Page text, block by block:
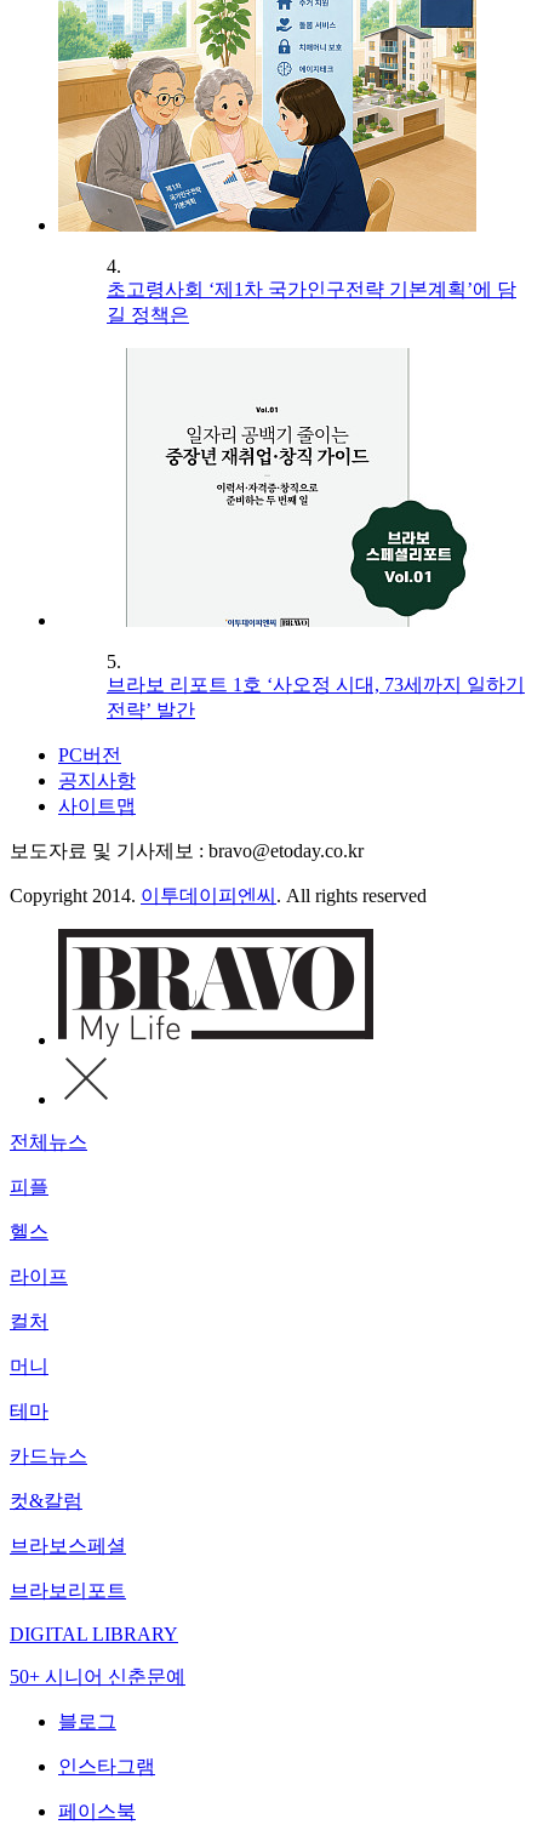
4.
초고령사회 ‘제1차 국가인구전략 기본계획’에 담
길 정책은
5.
브라보 리포트 1호 ‘사오정 시대, 73세까지 일하기
전략’ 발간
PC버전
공지사항
사이트맵
보도자료 및 기사제보 : bravo@etoday.co.kr
Copyright 2014. 이투데이피엔씨 . All rights reserved
전체뉴스
피플
헬스
라이프
컬처
머니
테마
카드뉴스
컷&칼럼
브라보스페셜
브라보리포트
DIGITAL LIBRARY
50+ 시니어 신춘문예
블로그
인스타그램
페이스북